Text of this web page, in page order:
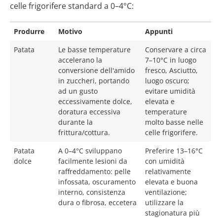
celle frigorifere standard a 0–4°C:
Produrre Motivo
Appunti
Patata
Le basse temperature
accelerano la
conversione dell'amido
in zuccheri, portando
ad un gusto
eccessivamente dolce,
doratura eccessiva
durante la
frittura/cottura.
Conservare a circa
7–10°C in luogo
fresco, Asciutto,
luogo oscuro;
evitare umidità
elevata e
temperature
molto basse nelle
celle frigorifere.
Patata
dolce
A 0–4°C sviluppano
facilmente lesioni da
raffreddamento: pelle
infossata, oscuramento
interno, consistenza
dura o fibrosa, eccetera
Preferire 13–16°C
con umidità
relativamente
elevata e buona
ventilazione;
utilizzare la
stagionatura più